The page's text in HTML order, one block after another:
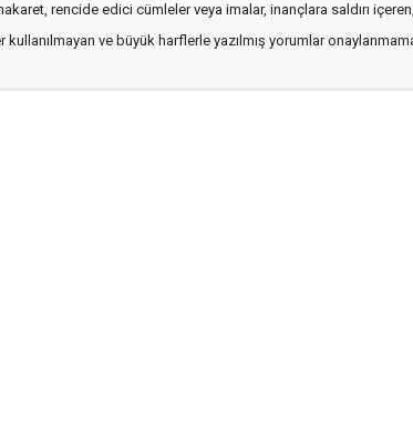
rencide edici cümleler veya imalar, inançlara saldırı
kullanılmayan ve büyük harflerle yazılmış yorumlar